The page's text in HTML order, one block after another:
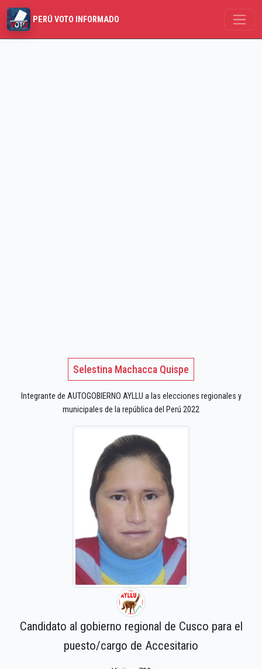
PERÚ VOTO INFORMADO
Selestina Machacca Quispe
Integrante de AUTOGOBIERNO AYLLU a las elecciones regionales y
municipales de la república del Perú 2022
Candidato al gobierno regional de Cusco para el
puesto/cargo de Accesitario